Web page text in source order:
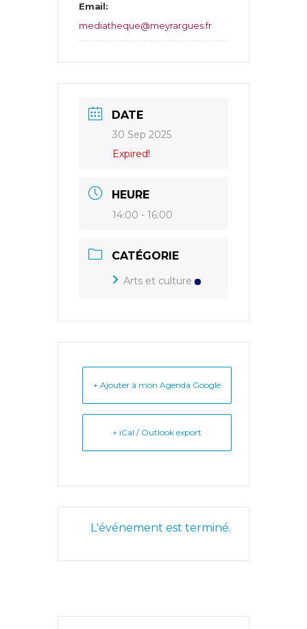
Email:
mediatheque@meyrargues.fr
DATE
30 Sep 2025
Expired!
HEURE
14:00 - 16:00
CATÉGORIE
Arts et culture
+ Ajouter à mon Agenda Google
+ iCal / Outlook export
L'événement est terminé.